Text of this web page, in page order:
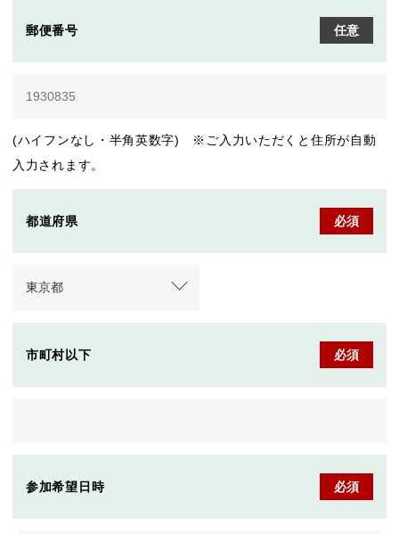
郵便番号 任意
(ハイフンなし・半角英数字) ※ご入力いただくと住所が自動
入力されます。
都道府県 必須
市町村以下 必須
参加希望日時 必須